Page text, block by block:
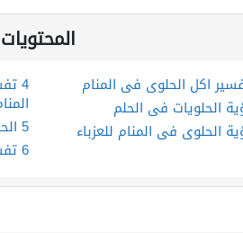
المحتويات
اكل الحلوى في المنام
الحلويات في الحلم
الحلوى في المنام للعزباء
4
5
6